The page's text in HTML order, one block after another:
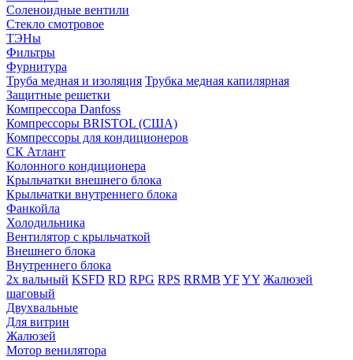
Соленоидные вентили
Стекло смотровое
ТЭНы
Фильтры
Фурнитура
Труба медная и изоляция Трубка медная капилярная
Защитные решетки
Компрессора Danfoss
Компрессоры BRISTOL (США)
Компрессоры для кондиционеров
СК Атлант
Колонного кондиционера
Крыльчатки внешнего блока
Крыльчатки внутреннего блока
Фанкойла
Холодильника
Вентилятор с крыльчаткой
Внешнего блока
Внутреннего блока
2х вальный KSFD RD RPG RPS RRMB YFYY Жалюзей
шаговый
Двухвальные
Для витрин
Жалюзей
Мотор венилятора